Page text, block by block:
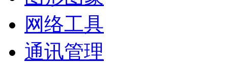
网络工具
通讯管理